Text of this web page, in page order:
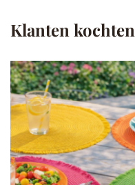
Klanten